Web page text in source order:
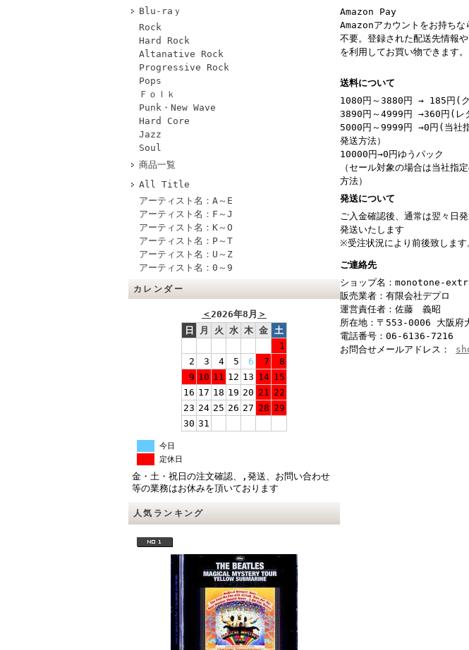
Blu-raｙ
Rock
Hard Rock
Altanative Rock
Progressive Rock
Pops
Ｆｏｌｋ
Punk・New Wave
Hard Core
Jazz
Soul
商品一覧
All Title
アーティスト名：A～E
アーティスト名：F～J
アーティスト名：K～O
アーティスト名：P～T
アーティスト名：U～Z
アーティスト名：0～9
カレンダー
＜2026年8月 ＞
日
月 火 水 木 金 土
1
2
3 4 5 6 7
8
9 10 11 12 13 14 15
16 17 18 19 20 21 22
23 24 25 26 27 28 29
30 31
今日
定休日
金・土・祝日の注文確認、,発送、お問い合わせ
等の業務はお休みを頂いております
人気ランキング
Amazon Pay
Amazonアカウントをお持ちな
不要。登録された配送先情報
を利用してお買い物できます。
送料について
1080円～3880円 → 185円(ク
3890円～4999円 →360円(レ
5000円～9999円 →0円(当社
発送方法）
10000円→0円ゆうパック
（セール対象の場合は当社指
方法）
発送について
ご入金確認後、通常は翌々日
発送いたします
※受注状況により前後致します
ご連絡先
ショップ名：monotone-
販売業者：有限会社デプロ
運営責任者：佐藤 義昭
所在地：〒553-0006 大阪府
電話番号：06-6136-7216
お問合せメールアドレス：